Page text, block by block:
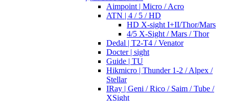
Aimpoint | Micro / Acro
ATN | 4 / 5 / HD
HD X-sight I+II/Thor/Mars
4/5 X-Sight / Mars / Thor
Dedal | T2-T4 / Venator
Docter | sight
Guide | TU
Hikmicro | Thunder 1-2 / Alpex /
Stellar
IRay | Geni / Rico / Saim / Tube /
XSight